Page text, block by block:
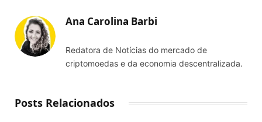
Ana Carolina Barbi
Redatora de Notícias do mercado de
criptomoedas e da economia descentralizada.
Posts Relacionados